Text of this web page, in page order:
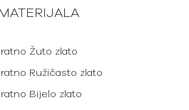
Žuto zlato
Ružičasto zlato
Bijelo zlato